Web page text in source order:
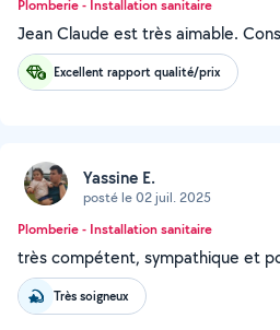
Plomberie - Installation sanitaire
Jean Claude est très aimable.
Excellent rapport qualité/prix
Yassine E.
posté le 02 juil. 2025
Plomberie - Installation sanitaire
très compétent, sympathique et
Très soigneux